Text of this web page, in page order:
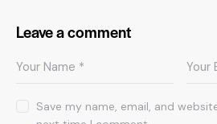
Leave a comment
Save my name, email, and